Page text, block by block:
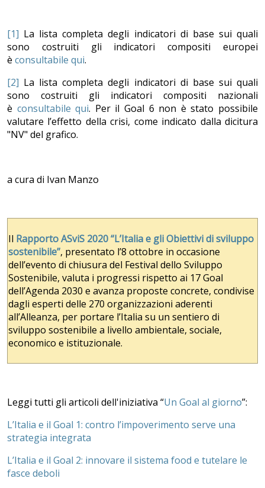
[1] La lista completa degli indicatori di base sui quali
sono costruiti gli indicatori compositi europei
è consultabile qui.
[2] La lista completa degli indicatori di base sui quali
sono costruiti gli indicatori compositi nazionali
è consultabile qui. Per il Goal 6 non è stato possibile
valutare l’effetto della crisi, come indicato dalla dicitura
"NV" del grafico.
a cura di Ivan Manzo
Il Rapporto ASviS 2020 “L’Italia e gli Obiettivi di sviluppo
sostenibile”, presentato l’8 ottobre in occasione
dell’evento di chiusura del Festival dello Sviluppo
Sostenibile, valuta i progressi rispetto ai 17 Goal
dell’Agenda 2030 e avanza proposte concrete, condivise
dagli esperti delle 270 organizzazioni aderenti
all’Alleanza, per portare l’Italia su un sentiero di
sviluppo sostenibile a livello ambientale, sociale,
economico e istituzionale.
Leggi tutti gli articoli dell'iniziativa “Un Goal al giorno”:
L’Italia e il Goal 1: contro l’impoverimento serve una
strategia integrata
L’Italia e il Goal 2: innovare il sistema food e tutelare le
fasce deboli